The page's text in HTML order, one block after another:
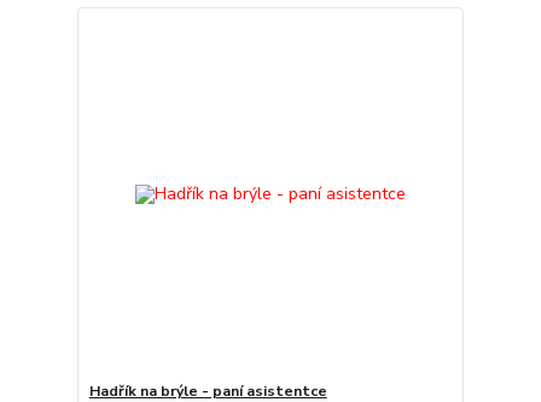
Hadřík na brýle - paní asistentce